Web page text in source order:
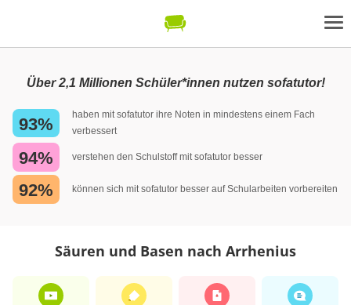
Über 2,1 Millionen Schüler*innen nutzen sofatutor!
93%
haben mit sofatutor ihre Noten in mindestens einem Fach
verbessert
94% verstehen den Schulstoff mit sofatutor besser
92% können sich mit sofatutor besser auf Schularbeiten vorbereiten
Säuren und Basen nach Arrhenius